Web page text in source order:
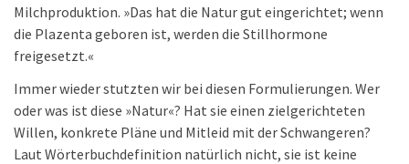
Milchproduktion. »Das hat die Natur gut eingerichtet; wenn
die Plazenta geboren ist, werden die Stillhormone
freigesetzt.«
Immer wieder stutzten wir bei diesen Formulierungen. Wer
oder was ist diese »Natur«? Hat sie einen zielgerichteten
Willen, konkrete Pläne und Mitleid mit der Schwangeren?
Laut Wörterbuchdefinition natürlich nicht, sie ist keine